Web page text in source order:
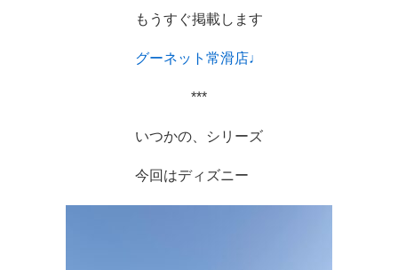
もうすぐ掲載します
グーネット常滑店♩
***
いつかの、シリーズ
今回はディズニー